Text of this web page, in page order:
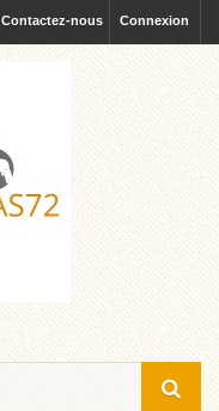
Connexion
Contactez-nous